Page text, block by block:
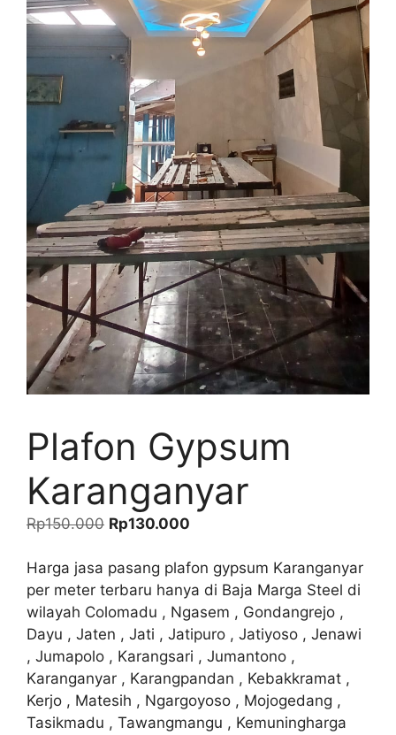
Plafon Gypsum
Karanganyar
Rp150.000 Harga
adalah:
Rp150.000.
Rp130.000
ini
adalah:
Rp130.000.
Harga jasa pasang plafon gypsum Karanganyar
per meter terbaru hanya di Baja Marga Steel di
wilayah Colomadu , Ngasem , Gondangrejo ,
Dayu , Jaten , Jati , Jatipuro , Jatiyoso , Jenawi
, Jumapolo , Karangsari , Jumantono ,
Karanganyar , Karangpandan , Kebakkramat ,
Kerjo , Matesih , Ngargoyoso , Mojogedang ,
Tasikmadu , Tawangmangu , Kemuningharga